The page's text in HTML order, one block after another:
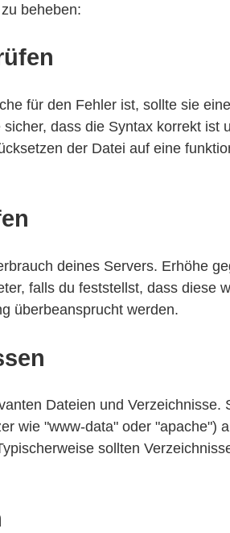
beheben:
für den Fehler ist, sollte sie
dass die Syntax korrekt ist
der Datei auf eine
deines Servers. Erhöhe
falls du feststellst, dass diese
überbeansprucht werden.
Dateien und Verzeichnisse.
wie "www-data" oder "apache")
sollten